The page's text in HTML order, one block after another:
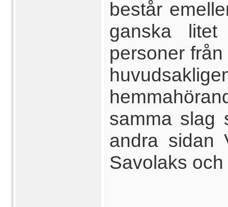
består
ganska
personer
samma slag
andra sidan
Savolaks